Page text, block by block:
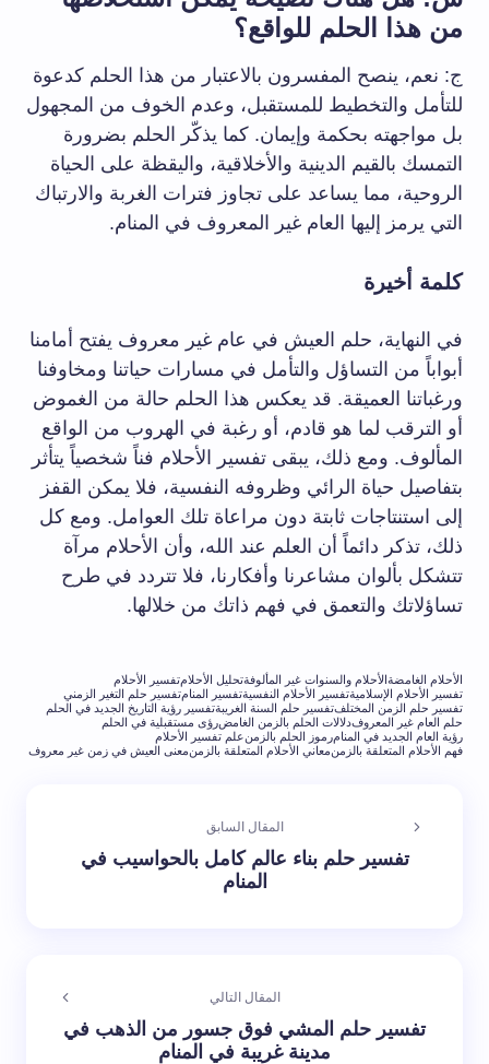
من هذا الحلم للواقع؟
ج: نعم، ينصح المفسرون بالاعتبار من هذا الحلم كدعوة
للتأمل والتخطيط للمستقبل، وعدم الخوف من المجهول
بل مواجهته بحكمة وإيمان. كما يذكّر الحلم بضرورة
التمسك بالقيم الدينية والأخلاقية، واليقظة على الحياة
الروحية، مما يساعد على تجاوز فترات الغربة والارتباك
التي يرمز إليها العام غير المعروف في المنام.
كلمة أخيرة
في النهاية، حلم العيش في عام غير معروف يفتح أمامنا
أبواباً من التساؤل والتأمل في مسارات حياتنا ومخاوفنا
ورغباتنا العميقة. قد يعكس هذا الحلم حالة من الغموض
أو الترقب لما هو قادم، أو رغبة في الهروب من الواقع
المألوف. ومع ذلك، يبقى تفسير الأحلام فناً شخصياً يتأثر
بتفاصيل حياة الرائي وظروفه النفسية، فلا يمكن القفز
إلى استنتاجات ثابتة دون مراعاة تلك العوامل. ومع كل
ذلك، تذكر دائماً أن العلم عند الله، وأن الأحلام مرآة
تتشكل بألوان مشاعرنا وأفكارنا، فلا تتردد في طرح
تساؤلاتك والتعمق في فهم ذاتك من خلالها.
الأحلام الغامضةالأحلام والسنوات غير المألوفةتحليل الأحلامتفسير الأحلام
تفسير الأحلام الإسلاميةتفسير الأحلام النفسيةتفسير المنامتفسير حلم التغير الزمني
تفسير حلم الزمن المختلفتفسير حلم السنة الغريبةتفسير رؤية التاريخ الجديد في الحلم
حلم العام غير المعروفدلالات الحلم بالزمن الغامضرؤى مستقبلية في الحلم
رؤية العام الجديد في المنامرموز الحلم بالزمنعلم تفسير الأحلام
فهم الأحلام المتعلقة بالزمنمعاني الأحلام المتعلقة بالزمنمعنى العيش في زمن غير معروف
المقال السابق
تفسير حلم بناء عالم كامل بالحواسيب في
المنام
المقال التالي
تفسير حلم المشي فوق جسور من الذهب في
مدينة غريبة في المنام